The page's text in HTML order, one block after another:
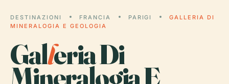
DESTINAZIONI FRANCIA PARIGI
GALLERIA DI
MINERALOGIA E GEOLOGIA
Galleria Di
Mineralogia E